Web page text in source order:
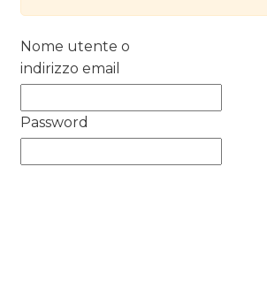
RICERCHE
PREVISIONI/SCENARI
Nome utente o
indirizzo email
Password